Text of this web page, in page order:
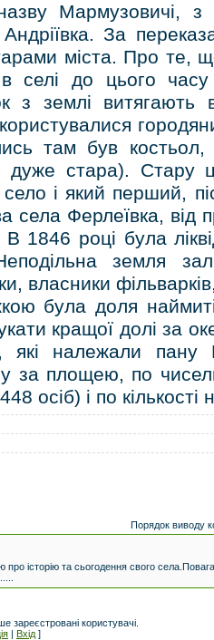
Мармузовичі,
За
міста. Про те,
селі до цього
з землі витягають
там був
стара). Стару
і який перший,
села Ферлеївка, від
1846 році була
земля
власники
була доля
кращої долі за
які належали
за площею, по
осіб) і по кількості
Порядок виводу
історію та сьогодення свого
зареєстровані користувачі.
| Вхід ]